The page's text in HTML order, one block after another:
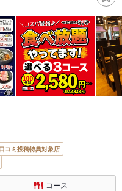
口コミ投稿特典対象店
コース